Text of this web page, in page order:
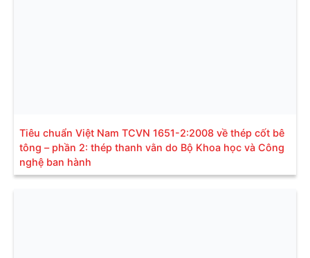
Tiêu chuẩn Việt Nam TCVN 1651-2:2008 về thép cốt bê
tông – phần 2: thép thanh vằn do Bộ Khoa học và Công
nghệ ban hành